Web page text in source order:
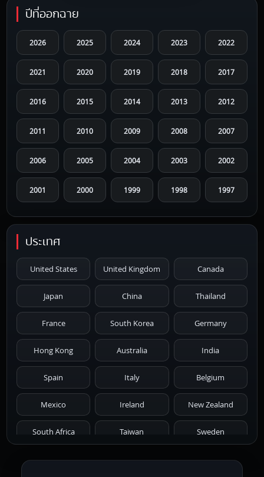
ปีที่ออกฉาย
2026 2025 2024 2023 2022
2021 2020 2019 2018 2017
2016 2015 2014 2013 2012
2011 2010 2009 2008 2007
2006 2005 2004 2003 2002
2001 2000 1999 1998 1997
1996 1995 1994 1993 1992
1986 1985 1984 1983 1982
1981 1980 1979 1978 1977
1976 1975 1974 1973 1972
1971 1970 1969 1968 1967
1966 1965 1964 1963 1962
1959 1955
ประเทศ
United States United Kingdom Canada
Japan China Thailand
France South Korea Germany
Hong Kong Australia India
Spain Italy Belgium
Mexico Ireland New Zealand
South Africa Taiwan Sweden
Netherlands Russia Poland